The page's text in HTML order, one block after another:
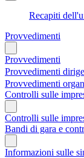
Recapiti
Provvedimenti
Provvedimenti
Provvedimenti
Provvedimenti
Controlli sulle
Controlli sulle
Bandi di gara e
Informazioni sulle